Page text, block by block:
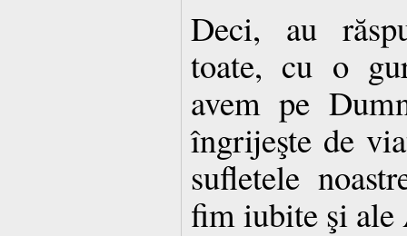
Deci, au
toate, cu o
avem pe
îngrijeşte de
sufletele
fim iubite şi ale